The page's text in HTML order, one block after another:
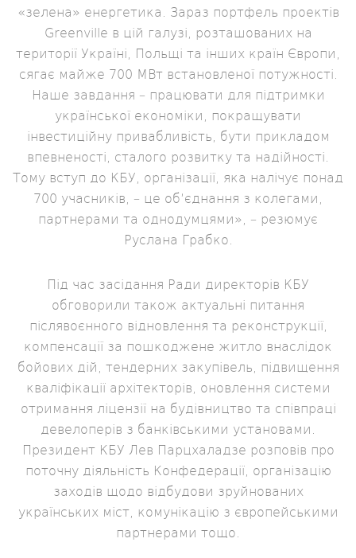
«зелена» енергетика. Зараз портфель проектів
Greenville в цій галузі, розташованих на
території Україні, Польщі та інших країн Європи,
сягає майже 700 МВт встановленої потужності.
Наше завдання – працювати для підтримки
української економіки, покращувати
інвестиційну привабливість, бути прикладом
впевненості, сталого розвитку та надійності.
Тому вступ до КБУ, організації, яка налічує понад
700 учасників, – це об’єднання з колегами,
партнерами та однодумцями», – резюмує
Руслана Грабко.
Під час засідання Ради директорів КБУ
обговорили також актуальні питання
післявоєнного відновлення та реконструкції,
компенсації за пошкоджене житло внаслідок
бойових дій, тендерних закупівель, підвищення
кваліфікації архітекторів, оновлення системи
отримання ліцензії на будівництво та співпраці
девелоперів з банківськими установами.
Президент КБУ Лев Парцхаладзе розповів про
поточну діяльність Конфедерації, організацію
заходів щодо відбудови зруйнованих
українських міст, комунікацію з європейськими
партнерами тощо.